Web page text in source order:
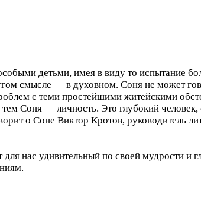
детьми, имея в виду то испытание
смысле — в духовном. Соня не может
с теми простейшими житейскими
тем Соня — личность. Это глубокий
о Соне Виктор Кротов, руководитель
для нас удивительный по своей мудрости